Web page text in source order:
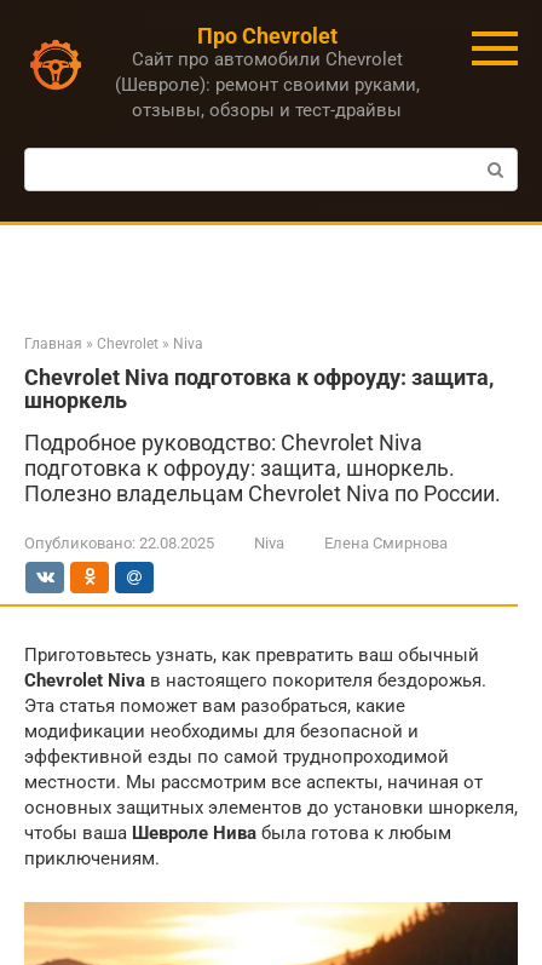
контенту
Про Chevrolet
Сайт про автомобили Chevrolet
(Шевроле): ремонт своими руками,
отзывы, обзоры и тест-драйвы
Поиск:
Главная » Chevrolet » Niva
Chevrolet Niva подготовка к офроуду: защита,
шноркель
Подробное руководство: Chevrolet Niva
подготовка к офроуду: защита, шноркель.
Полезно владельцам Chevrolet Niva по России.
Опубликовано: 22.08.2025 Niva Елена Смирнова
Приготовьтесь узнать, как превратить ваш обычный
Chevrolet Niva в настоящего покорителя бездорожья.
Эта статья поможет вам разобраться, какие
модификации необходимы для безопасной и
эффективной езды по самой труднопроходимой
местности. Мы рассмотрим все аспекты, начиная от
основных защитных элементов до установки шноркеля,
чтобы ваша Шевроле Нива была готова к любым
приключениям.